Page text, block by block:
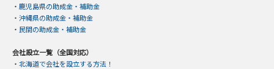
・ 鹿児島県の助成金・補助金
・ 沖縄県の助成金・補助金
・ 民間の助成金・補助金
会社設立一覧（全国対応）
・ 北海道で会社を設立する方法！